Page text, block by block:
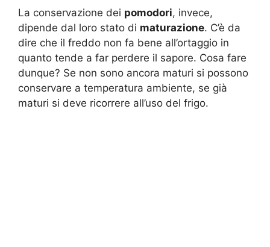
La conservazione dei pomodori, invece,
dipende dal loro stato di maturazione. C’è da
dire che il freddo non fa bene all’ortaggio in
quanto tende a far perdere il sapore. Cosa fare
dunque? Se non sono ancora maturi si possono
conservare a temperatura ambiente, se già
maturi si deve ricorrere all’uso del frigo.